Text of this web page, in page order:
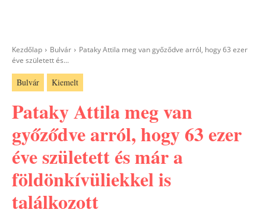
Kezdőlap Bulvár
Pataky Attila meg van győződve arról, hogy 63 ezer
éve született és...
Bulvár Kiemelt
Pataky Attila meg van
győződve arról, hogy 63 ezer
éve született és már a
földönkívüliekkel is
találkozott